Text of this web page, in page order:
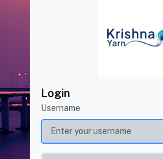
Login
Username